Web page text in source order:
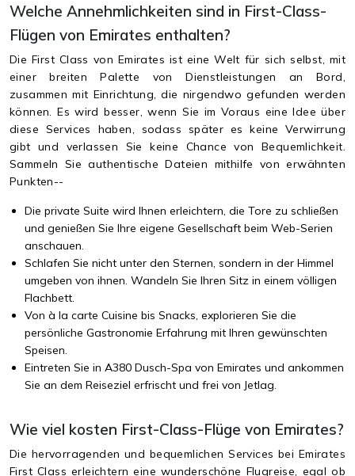
Welche Annehmlichkeiten sind in First-Class-
Flügen von Emirates enthalten?
Die First Class von Emirates ist eine Welt für sich selbst, mit
einer breiten Palette von Dienstleistungen an Bord,
zusammen mit Einrichtung, die nirgendwo gefunden werden
können. Es wird besser, wenn Sie im Voraus eine Idee über
diese Services haben, sodass später es keine Verwirrung
gibt und verlassen Sie keine Chance von Bequemlichkeit.
Sammeln Sie authentische Dateien mithilfe von erwähnten
Punkten--
Die private Suite wird Ihnen erleichtern, die Tore zu schließen
und genießen Sie Ihre eigene Gesellschaft beim Web-Serien
anschauen.
Schlafen Sie nicht unter den Sternen, sondern in der Himmel
umgeben von ihnen. Wandeln Sie Ihren Sitz in einem völligen
Flachbett.
Von à la carte Cuisine bis Snacks, explorieren Sie die
persönliche Gastronomie Erfahrung mit Ihren gewünschten
Speisen.
Eintreten Sie in A380 Dusch-Spa von Emirates und ankommen
Sie an dem Reiseziel erfrischt und frei von Jetlag.
Wie viel kosten First-Class-Flüge von Emirates?
Die hervorragenden und bequemlichen Services bei Emirates
First Class erleichtern eine wunderschöne Flugreise, egal ob